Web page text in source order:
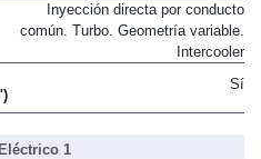
Inyección directa por conducto
común. Turbo. Geometría variable.
Intercooler
Sí
1